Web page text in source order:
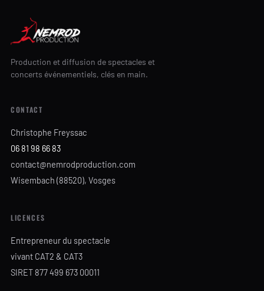
Production et diffusion de spectacles et
concerts événementiels, clés en main.
CONTACT
Christophe Freyssac
06 81 98 66 83
contact@nemrodproduction.com
Wisembach (88520), Vosges
LICENCES
Entrepreneur du spectacle
vivant CAT2 & CAT3
SIRET 877 499 673 00011